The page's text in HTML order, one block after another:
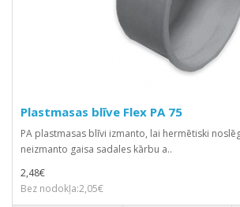
Plastmasas blīve Flex PA 75
PA plastmasas blīvi izmanto, lai hermētiski
neizmanto gaisa sadales kārbu a..
2,48€
Bez nodokļa:2,05€